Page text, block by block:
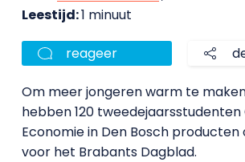
Leestijd:1 minuut
reageer
Om meer jongeren warm te
hebben 120
Economie in Den Bosch
voor het Brabants Dagblad.